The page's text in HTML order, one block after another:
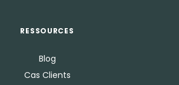
RESSOURCES
Blog
Cas Clients